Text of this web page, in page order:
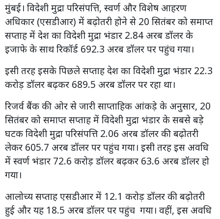
मुंबई। विदेशी मुद्रा परिसंपत्ति, स्वर्ण और विशेष आहरण
अधिकार (एसडीआर) में बढ़ोतरी होने से 20 सितंबर को समाप्त
सप्ताह में देश का विदेशी मुद्रा भंडार 2.84 अरब डॉलर के
इजाफे के साथ रिकॉर्ड 692.3 अरब डॉलर पर पहुंच गया।
इसी तरह इसके पिछले सप्ताह देश का विदेशी मुद्रा भंडार 22.3
करोड़ डॉलर बढ़कर 689.5 अरब डॉलर पर रहा था।
रिजर्व बैंक की ओर से जारी साप्ताहिक आंकड़े के अनुसार, 20
सितंबर को समाप्त सप्ताह में विदेशी मुद्रा भंडार के सबसे बड़े
घटक विदेशी मुद्रा परिसंपत्ति 2.06 अरब डॉलर की बढ़ोतरी
लेकर 605.7 अरब डॉलर पर पहुंच गया। इसी तरह इस अवधि
में स्वर्ण भंडार 72.6 करोड़ डॉलर बढ़कर 63.6 अरब डॉलर हो
गया।
आलोच्य सप्ताह एसडीआर में 12.1 करोड़ डॉलर की बढ़ोतरी
हुई और यह 18.5 अरब डॉलर पर पहुंच गया। वहीं, इस अवधि